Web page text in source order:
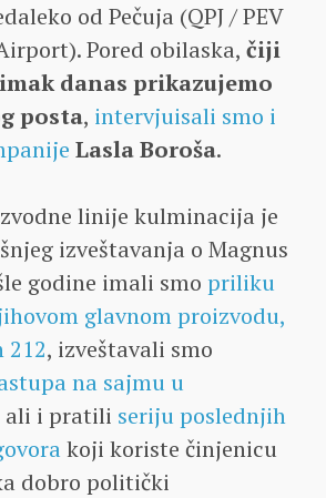
od Pečuja (QPJ / PEV
Pored obilaska, čiji
danas prikazujemo
posta, intervjuisali smo i
Lasla Boroša.
linije kulminacija je
izveštavanja o Magnus
godine imali smo priliku
glavnom proizvodu,
212, izveštavali smo
na sajmu u
ali i pratili seriju poslednjih
koji koriste činjenicu
dobro politički